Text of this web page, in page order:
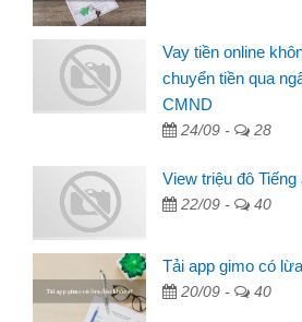
Vay tiền online
chuyển tiền qua
CMND
24/09 - 28
View triệu đô Tiếng
22/09 - 40
Tải app gimo có
20/09 - 40